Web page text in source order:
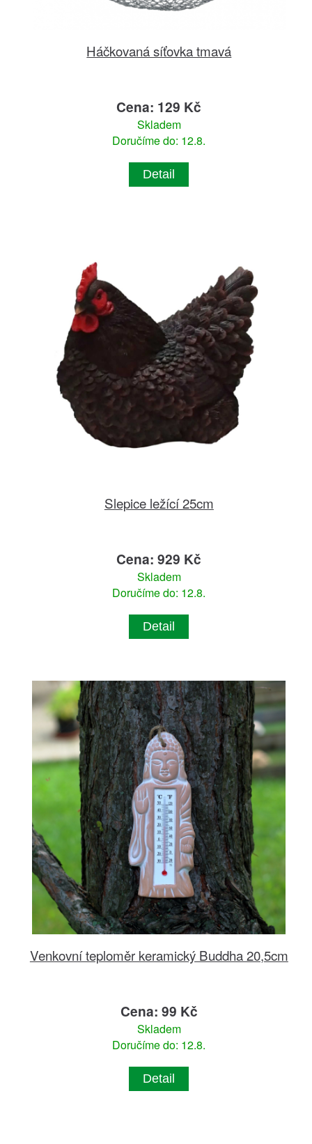
Háčkovaná síťovka tmavá
Cena: 129 Kč
Skladem
Doručíme do: 12.8.
Detail
Slepice ležící 25cm
Cena: 929 Kč
Skladem
Doručíme do: 12.8.
Detail
Venkovní teploměr keramický Buddha 20,5cm
Cena: 99 Kč
Skladem
Doručíme do: 12.8.
Detail